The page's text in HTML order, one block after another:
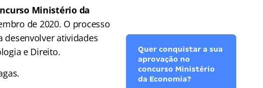
Ministério da
de 2020. O processo
desenvolver atividades
e Direito.
Quer conquistar a sua
aprovação no
concurso Ministério
da Economia?